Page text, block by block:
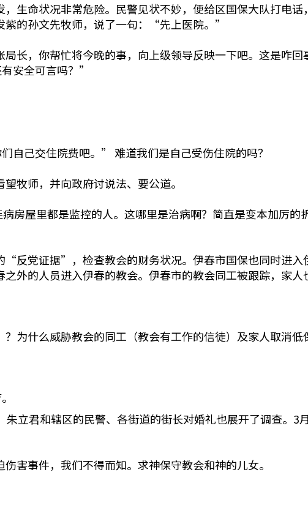
生命状况非常危险。民警见状不妙，便给区国保大队打电
的孙文先牧师，说了一句：“先上医院。”
长，你帮忙将今晚的事，向上级领导反映一下吧。这是咋回
安全可言吗？”
自己交住院费吧。” 难道我们是自己受伤住院的吗？
牧师，并向政府讨说法、要公道。
房屋里都是监控的人。这哪里是治病啊？简直是变本加厉的
“反党证据”，检查教会的财务状况。伊春市国保也同时进入
外的人员进入伊春的教会。伊春市的教会同工被跟踪，家人
为什么威胁教会的同工（教会有工作的信徒）及家人取消低
朱立君和辖区的民警、各街道的街长对婚礼也展开了调查。
害事件，我们不得而知。求神保守教会和神的儿女。